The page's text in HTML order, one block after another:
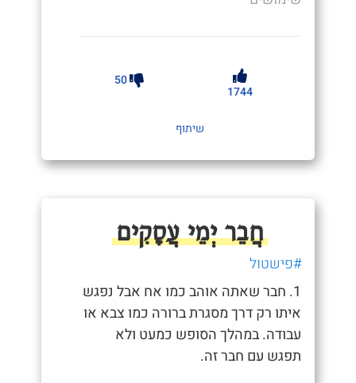
1744
50
שיתוף
חֲבֵר יְמֵי עֲסָקִים
#פישטול
1. חבר שאתה אוהב כמו אח אבל נפגש
איתו רק דרך מסגרת ברורה כמו צבא או
עבודה. במהלך הסופש כמעט ולא
תפגש עם חבר זה.